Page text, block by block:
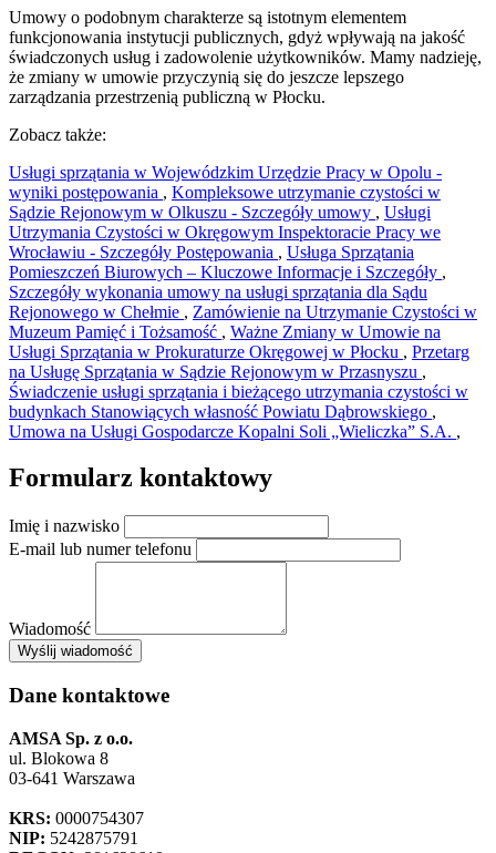
Umowy o podobnym charakterze są istotnym elementem
funkcjonowania instytucji publicznych, gdyż wpływają na jakość
świadczonych usług i zadowolenie użytkowników. Mamy nadzieję,
że zmiany w umowie przyczynią się do jeszcze lepszego
zarządzania przestrzenią publiczną w Płocku.
Zobacz także:
Usługi sprzątania w Wojewódzkim Urzędzie Pracy w Opolu -
wyniki postępowania , Kompleksowe utrzymanie czystości w
Sądzie Rejonowym w Olkuszu - Szczegóły umowy , Usługi
Utrzymania Czystości w Okręgowym Inspektoracie Pracy we
Wrocławiu - Szczegóły Postępowania , Usługa Sprzątania
Pomieszczeń Biurowych – Kluczowe Informacje i Szczegóły ,
Szczegóły wykonania umowy na usługi sprzątania dla Sądu
Rejonowego w Chełmie , Zamówienie na Utrzymanie Czystości w
Muzeum Pamięć i Tożsamość , Ważne Zmiany w Umowie na
Usługi Sprzątania w Prokuraturze Okręgowej w Płocku , Przetarg
na Usługę Sprzątania w Sądzie Rejonowym w Przasnyszu ,
Świadczenie usługi sprzątania i bieżącego utrzymania czystości w
budynkach Stanowiących własność Powiatu Dąbrowskiego ,
Umowa na Usługi Gospodarcze Kopalni Soli „Wieliczka” S.A. ,
Formularz kontaktowy
Imię i nazwisko
E-mail lub numer telefonu
Wiadomość
Wyślij wiadomośćAMSA Sp. z o.o. - ul. Blokowa 8, Warszawa
+
−
Dane kontaktowe
AMSA Sp. z o.o.
ul. Blokowa 8
03-641 Warszawa
KRS: 0000754307
NIP: 5242875791